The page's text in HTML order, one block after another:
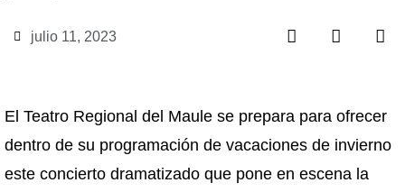
julio 11, 2023
El Teatro Regional del Maule se prepara para ofrecer
dentro de su programación de vacaciones de invierno
este concierto dramatizado que pone en escena la